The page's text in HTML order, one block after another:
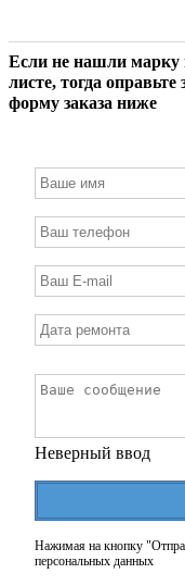
Если не нашли марку
листе, тогда
форму заказа ниже
Неверный ввод
Нажимая на кнопку
персональных данных